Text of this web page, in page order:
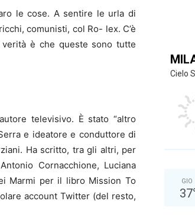
le cose. A sentire le urla di
comunisti, col Ro- lex. C’è
è che queste sono tutte
televisivo. È stato “altro
e ideatore e conduttore di
Ha scritto, tra gli altri, per
Cornacchione, Luciana
Marmi per il libro Mission To
account Twitter (del resto,
Cielo
GIO
37